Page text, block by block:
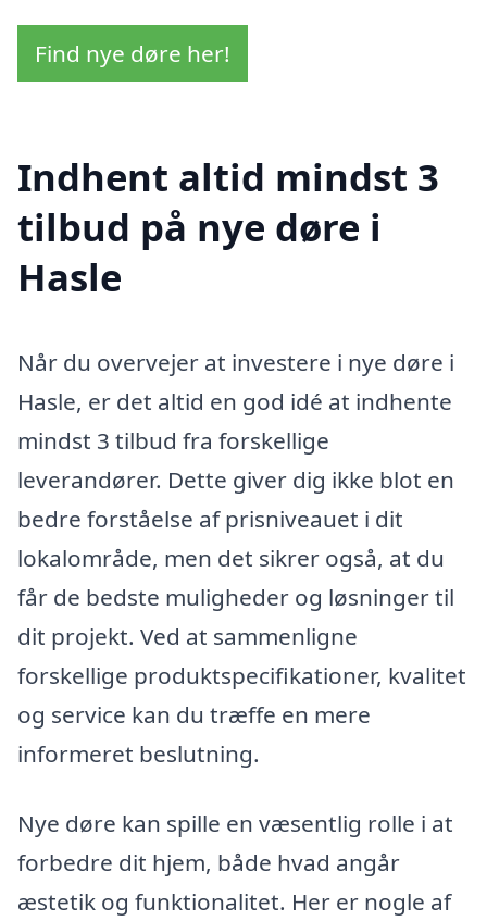
Find nye døre her!
Indhent altid mindst 3
tilbud på nye døre i
Hasle
Når du overvejer at investere i nye døre i
Hasle, er det altid en god idé at indhente
mindst 3 tilbud fra forskellige
leverandører. Dette giver dig ikke blot en
bedre forståelse af prisniveauet i dit
lokalområde, men det sikrer også, at du
får de bedste muligheder og løsninger til
dit projekt. Ved at sammenligne
forskellige produktspecifikationer, kvalitet
og service kan du træffe en mere
informeret beslutning.
Nye døre kan spille en væsentlig rolle i at
forbedre dit hjem, både hvad angår
æstetik og funktionalitet. Her er nogle af